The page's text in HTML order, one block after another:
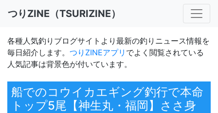
つりZINE（TSURIZINE）
各種人気釣りブログサイトより最新の釣りニュース情報を
毎日紹介します。 つりZINEアプリ でよく閲覧されている
人気記事は背景色が付いています。
船でのコウイカエギング釣行で本命
トップ5尾【神生丸・福岡】ささ身